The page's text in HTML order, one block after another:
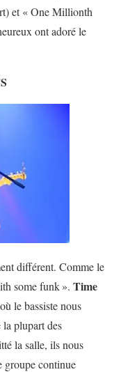
et « One Millionth
ont adoré le
différent. Comme le
some funk». Time
le bassiste nous
plupart des
la salle, ils nous
groupe continue